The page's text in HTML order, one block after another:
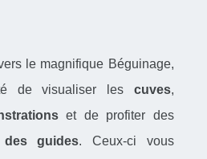
le magnifique Béguinage,
de visualiser les cuves,
et de profiter des
des guides. Ceux-ci vous